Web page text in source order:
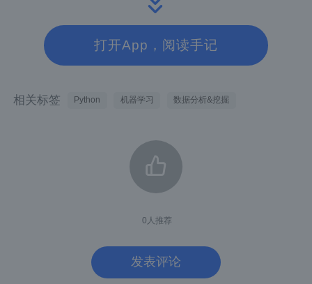
推荐使用Anaconda发行版，它包含了
大部分数据分析和科学计算所需的库。
安装Jupyter Notebook
：
示符或Anaconda Prompt，Linux的终
输入以下命令安装Jupyter Noteboo
安装完成Jupyter Notebook后，可以通过以下
打开App，阅读手记
相关标签 Python 机器学习 数据分析&挖掘
0 人推荐
发表评论